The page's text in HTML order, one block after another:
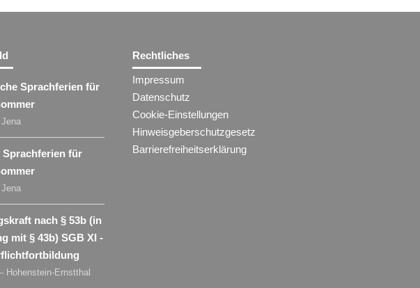
Sprachferien für
Sprachferien für
nach § 53b (in
mit § 43b) SGB XI -
Hohenstein-Ernstthal
Rechtliches
Impressum
Datenschutz
Cookie-Einstellungen
Hinweisgeberschutzgesetz
Barrierefreiheitserklärung